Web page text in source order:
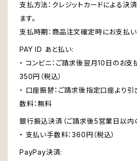
支払方法：クレジットカードによる決
ます。
支払時期：商品注文確定時にお支払い
PAY ID あと払い:
・ コンビニ：ご請求後翌月10日のお支
350円（税込）
・ 口座振替：ご請求後指定口座より引
数料：無料
銀行振込決済（ご請求後5営業日以内
・ 支払い手数料：360円（税込）
PayPay決済: